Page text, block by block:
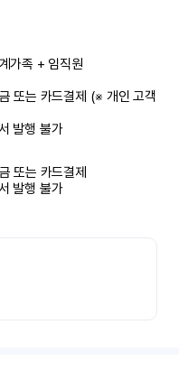
가족 + 임직원
또는 카드결제 (※ 개인 고객
발행 불가
또는 카드결제
발행 불가